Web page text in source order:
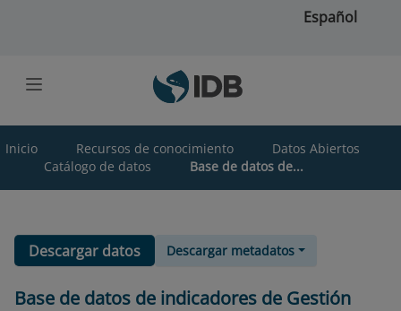
Español
Inicio Recursos de conocimiento
Datos Abiertos
Catálogo de datos
Base de datos de...
Descargar datos Descargar metadatos
Base de datos de indicadores de Gestión